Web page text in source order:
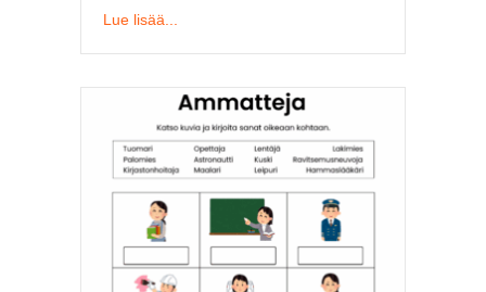
Lue lisää...